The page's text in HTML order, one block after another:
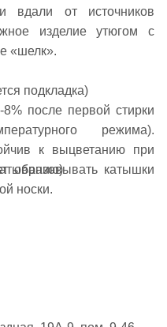
вдали от источников
изделие утюгом с
«шелк».
после первой стирки
режима).
к выцветанию при
образовывать катышки
носки.
подкладка)